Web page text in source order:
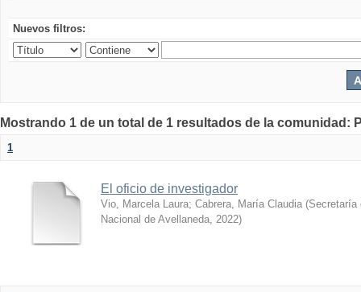
Nuevos filtros:
Mostrando 1 de un total de 1 resultados de la
1
El oficio de investigador
Vio, Marcela Laura; Cabrera, María Claudia (Secretaría
Nacional de Avellaneda, 2022)